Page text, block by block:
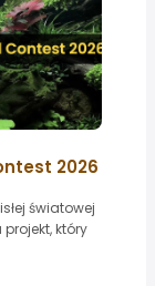
2026
światowej
który